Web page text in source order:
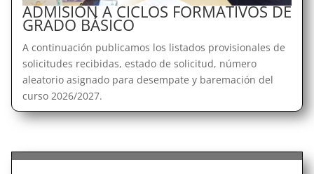
ADMISIÓN A CICLOS FORMATIVOS DE
GRADO BÁSICO
A continuación publicamos los listados provisionales de
solicitudes recibidas, estado de solicitud, número
aleatorio asignado para desempate y baremación del
curso 2026/2027.